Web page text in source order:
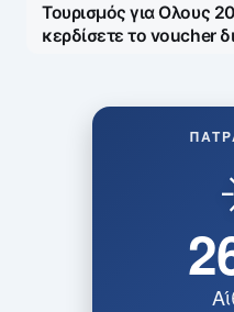
Τουρισμός για Ολους
κερδίσετε το voucher